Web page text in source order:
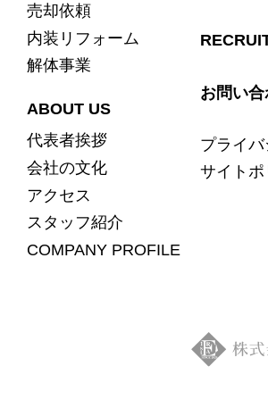
売却依頼
内装リフォーム
解体事業
ABOUT US
代表者挨拶
会社の文化
アクセス
スタッフ紹介
COMPANY PROFILE
お問い
プライ
サイトポ